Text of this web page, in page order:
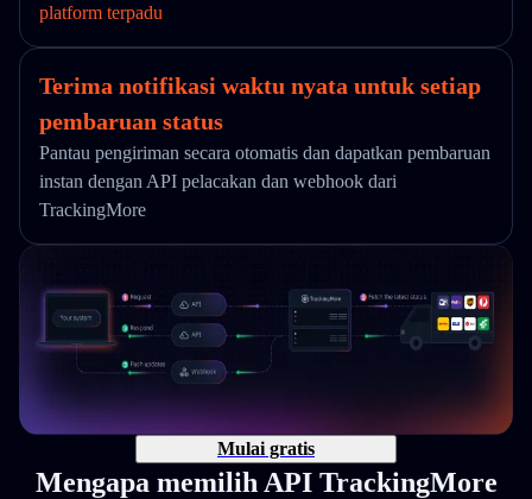
platform terpadu
Terima notifikasi waktu nyata untuk setiap
pembaruan status
Pantau pengiriman secara otomatis dan dapatkan pembaruan
instan dengan API pelacakan dan webhook dari
TrackingMore
Mulai gratis
Mengapa memilih API TrackingMore